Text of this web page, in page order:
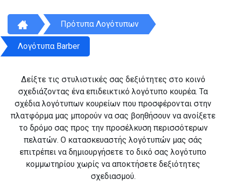
Πρότυπα Λογότυπων
Λογότυπα Barber
Δείξτε τις στυλιστικές σας δεξιότητες στο κοινό
σχεδιάζοντας ένα επιδεικτικό λογότυπο κουρέα. Τα
σχέδια λογότυπων κουρείων που προσφέρονται στην
πλατφόρμα μας μπορούν να σας βοηθήσουν να ανοίξετε
το δρόμο σας προς την προσέλκυση περισσότερων
πελατών. Ο κατασκευαστής λογότυπών μας σάς
επιτρέπει να δημιουργήσετε το δικό σας λογότυπο
κομμωτηρίου χωρίς να αποκτήσετε δεξιότητες
σχεδιασμού.